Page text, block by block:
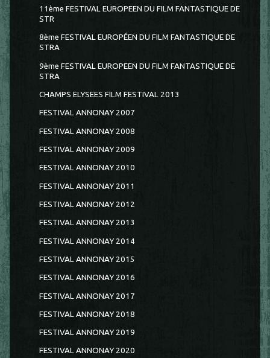
11ème FESTIVAL EUROPEEN DU FILM FANTASTIQUE DE
STR
8ème FESTIVAL EUROPÉEN DU FILM FANTASTIQUE DE
STRA
9ème FESTIVAL EUROPEEN DU FILM FANTASTIQUE DE
STRA
CHAMPS ELYSEES FILM FESTIVAL 2013
FESTIVAL ANNONAY 2007
FESTIVAL ANNONAY 2008
FESTIVAL ANNONAY 2009
FESTIVAL ANNONAY 2010
FESTIVAL ANNONAY 2011
FESTIVAL ANNONAY 2012
FESTIVAL ANNONAY 2013
FESTIVAL ANNONAY 2014
FESTIVAL ANNONAY 2015
FESTIVAL ANNONAY 2016
FESTIVAL ANNONAY 2017
FESTIVAL ANNONAY 2018
FESTIVAL ANNONAY 2019
FESTIVAL ANNONAY 2020